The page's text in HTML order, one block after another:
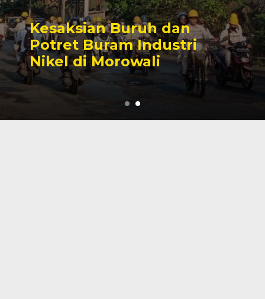
Sengketa Perizinan
Tambang yang Mengiringi
Karier Politik Anwar Hafid